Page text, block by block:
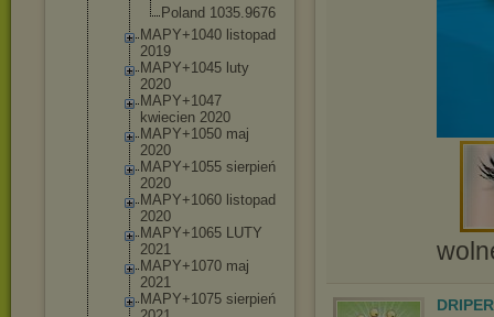
Poland 1035.9676
MAPY+1040 listopad
2019
MAPY+1045 luty
2020
MAPY+1047
kwiecien 2020
MAPY+1050 maj
2020
MAPY+1055 sierpień
2020
MAPY+1060 listopad
2020
MAPY+1065 LUTY
2021
MAPY+1070 maj
2021
MAPY+1075 sierpień
DRIPER